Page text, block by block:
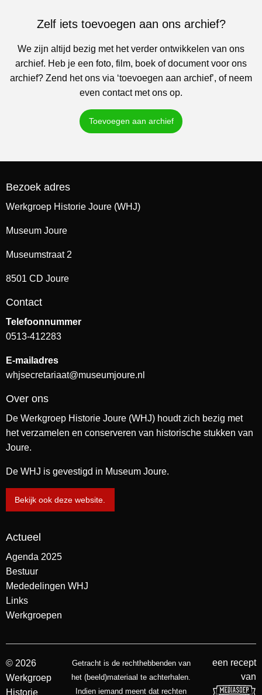
Zelf iets toevoegen aan ons archief?
We zijn altijd bezig met het verder ontwikkelen van ons
archief. Heb je een foto, film, boek of document voor ons
archief? Zend het ons via ‘toevoegen aan archief’, of neem
even contact met ons op.
Toevoegen aan archief
Bezoek adres
Werkgroep Historie Joure (WHJ)
Museum Joure
Museumstraat 2
8501 CD Joure
Contact
Telefoonnummer
0513-412283
E-mailadres
whjsecretariaat@museumjoure.nl
Over ons
De Werkgroep Historie Joure (WHJ) houdt zich bezig met
het verzamelen en conserveren van historische stukken van
Joure.
De WHJ is gevestigd in Museum Joure.
Bekijk ook deze website.
Actueel
Agenda 2025
Bestuur
Mededelingen WHJ
Links
Werkgroepen
© 2026
Werkgroep
Historie
Getracht is de rechthebbenden van
het (beeld)materiaal te achterhalen.
Indien iemand meent dat rechten
een recept
van